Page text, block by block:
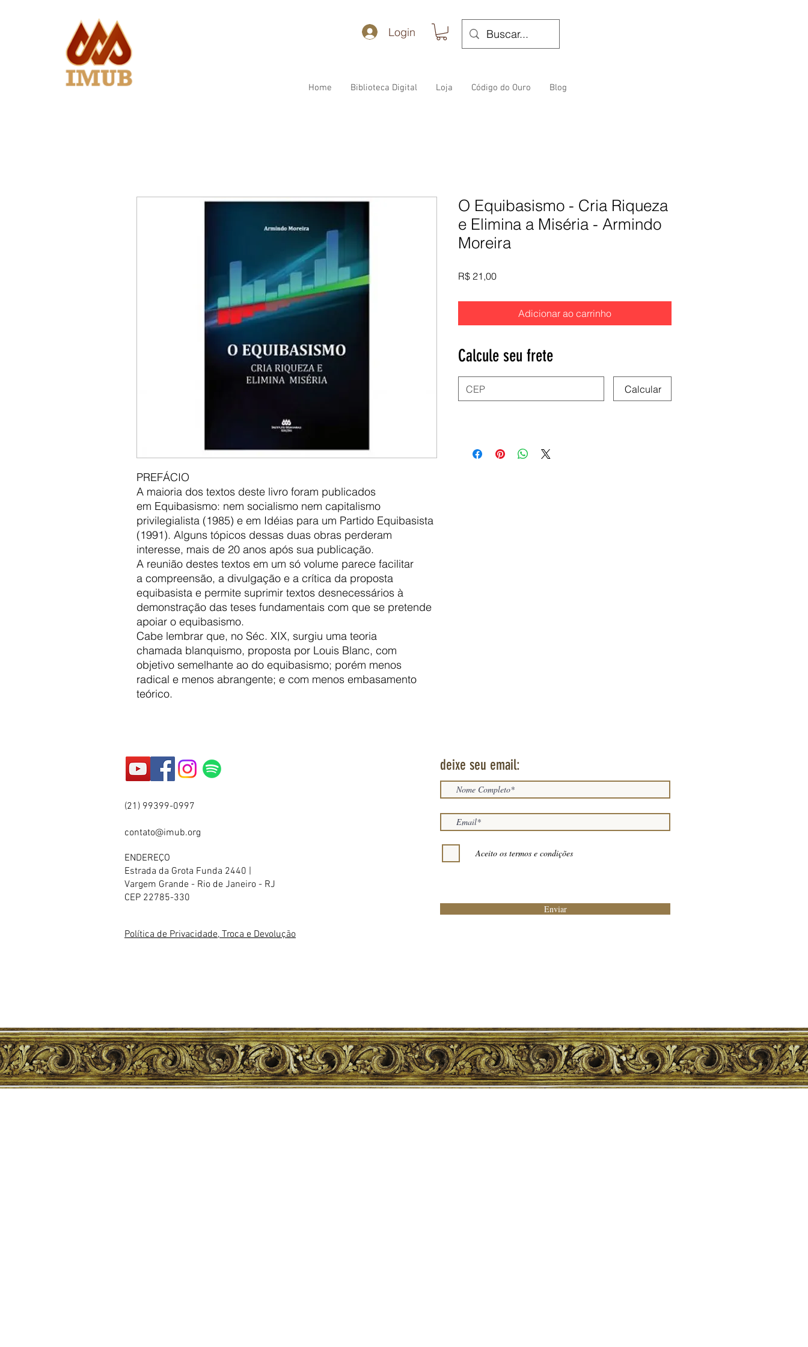
Login
Home Biblioteca Digital Loja Código do Ouro Blog
PREFÁCIO
A maioria dos textos deste livro foram publicados
em Equibasismo: nem socialismo nem capitalismo
privilegialista (1985) e em Idéias para um Partido Equibasista
(1991). Alguns tópicos dessas duas obras perderam
interesse, mais de 20 anos após sua publicação.
A reunião destes textos em um só volume parece facilitar
a compreensão, a divulgação e a crítica da proposta
equibasista e permite suprimir textos desnecessários à
demonstração das teses fundamentais com que se pretende
apoiar o equibasismo.
Cabe lembrar que, no Séc. XIX, surgiu uma teoria
chamada blanquismo, proposta por Louis Blanc, com
objetivo semelhante ao do equibasismo; porém menos
radical e menos abrangente; e com menos embasamento
teórico.
O Equibasismo - Cria Riqueza
e Elimina a Miséria - Armindo
Moreira
R$ 21,00Preço
Adicionar ao carrinho
Calcule seu frete
Calcular
(21) 99399-0997
contato@imub.org
ENDEREÇO
Estrada da Grota Funda 2440 |
Vargem Grande - Rio de Janeiro - RJ
CEP 22785-330
Política de Privacidade, Troca e Devolução
deixe seu email:
Aceito os termos e condições
Enviar